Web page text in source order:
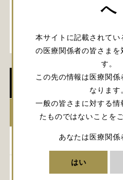
へ
本サイトに記載されてい
の医療関係者の皆さまを
す。
この先の情報は医療関係
なります
一般の皆さまに対する情
たものではないことを
あなたは医療関係
はい
学会開催情報
2026年